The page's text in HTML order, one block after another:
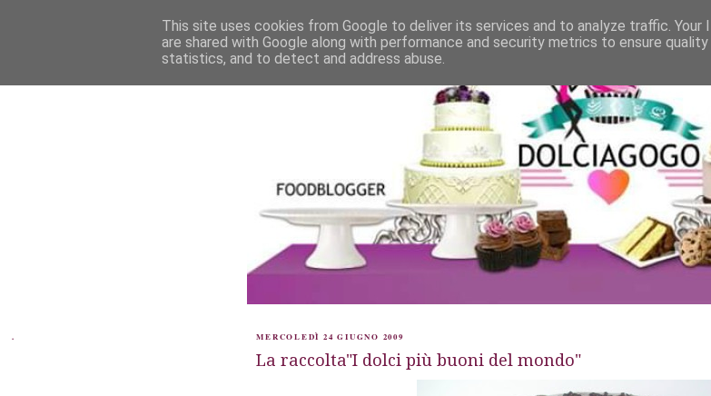
. MERCOLEDÌ 24 GIUGNO 2009
La raccolta"I dolci più buoni del mondo"
This site uses cookies from Google to deliver its services and to analyze traffic. Your
are shared with Google along with performance and security metrics to ensure
statistics, and to detect and address abuse.